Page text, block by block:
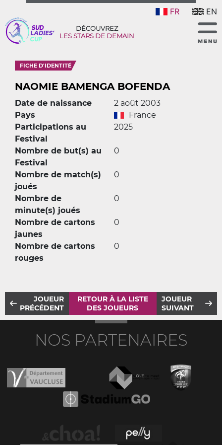
FR EN
DÉCOUVREZ
LES STARS DE DEMAIN
FICHE D'IDENTITÉ
NAOMIE BAMENGA BOFENDA
Date de naissance
2 août 2003
Pays
France
Participations au
Festival
2025
Nombre de but(s) au
Festival
0
Nombre de match(s)
joués
0
Nombre de
minute(s) joués
0
Nombre de cartons
jaunes
0
Nombre de cartons
rouges
0
JOUEUR
PRÉCÉDENT
RETOUR À LA LISTE
DES JOUEURS
JOUEUR
SUIVANT
NOS PARTENAIRES